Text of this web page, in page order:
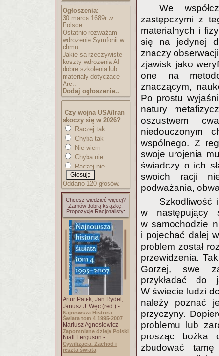
Ogłoszenia:
30 marca 1689r w
Polsce
Ostatnio rozważam
wdrożenie Symfonii w
chmu..
Jakie są rzeczywiste
koszty wdrożenia AI
dobre szkolenia lub
materiały dotyczące
Arc..
Dodaj ogłoszenie..
Czy wojna USA/Iran
skoczy się w 2026?
Raczej tak
Chyba tak
Nie wiem
Chyba nie
Raczej nie
Oddano 120 głosów.
Chcesz wiedzieć więcej?
Zamów dobrą książkę.
Propozycje Racjonalisty:
Artur Patek, Jan Rydel,
Janusz J. Węc (red.) -
Najnowsza Historia
Świata tom 4 1995-2007
Mariusz Agnosiewicz -
Zapomniane dzieje Polski
Niall Ferguson -
Cywilizacja. Zachód i
reszta świata
We
zastępczymi z
materialnych i
się na jedynej
znaczy
zjawisk jako
one na
znaczącym,
Po prostu
natury
oszustwem
niedouczonym
wspólnego. Z
swoje urojenia
świadczy o ich
swoich racji
podważania,
Szkodliwość
w następujący
w samochodzie
i pojechać dalej
problem został
przewidzenia.
Gorzej, swe
przykładać do
W świecie ludzi
należy poznać
przyczyny.
problemu lub
prosząc bożka
zbudować